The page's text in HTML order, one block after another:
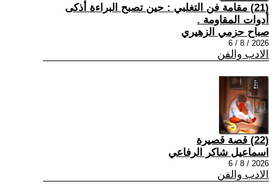
(21) مقامة فن التغلبي : حين تصبح البراءة أذكى
أدوات المقاومة .
صباح حزمي الزهيري
2026 / 8 / 6
الادب والفن
(22) قصة قصيرة
اسماعيل شاكر الرفاعي
2026 / 8 / 6
الادب والفن